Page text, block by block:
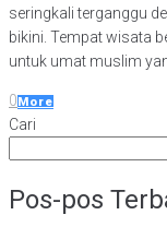
seringkali terganggu
bikini. Tempat wisata
untuk umat muslim
0 More
Cari
Pos-pos